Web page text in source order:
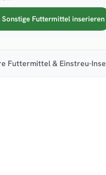
Futtermittel inserieren
Futtermittel & Einstreu-